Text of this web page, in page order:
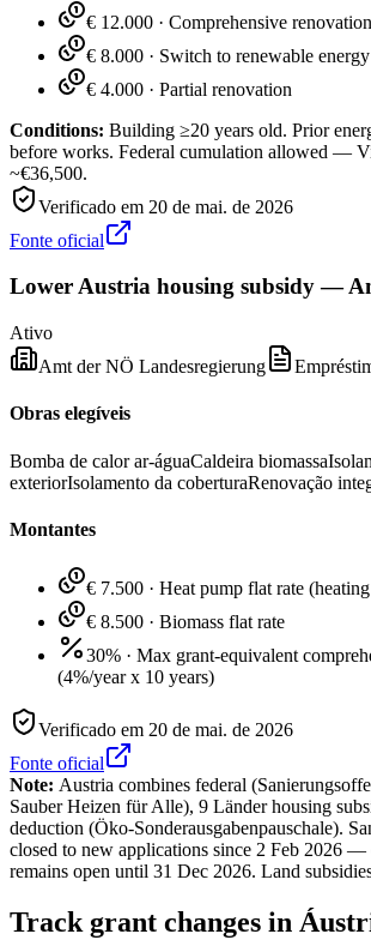
€ 12.000 · Comprehensive
€ 8.000 · Switch to renewable energy
€ 4.000 · Partial renovation
Conditions: Building ≥20 years old. Prior
before works. Federal cumulation allowed —
~€36,500.
Verificado em 20 de mai. de 2026
Fonte oficial
Lower Austria housing subsidy —
Ativo
Amt der NÖ Landesregierung
Obras elegíveis
Bomba de calor ar-águaCaldeira biomassa
exteriorIsolamento da coberturaRenovação
Montantes
€ 7.500 · Heat pump flat rate
€ 8.500 · Biomass flat rate
30% · Max grant-equivalent
(4%/year x 10 years)
Verificado em 20 de mai. de 2026
Fonte oficial
Note: Austria combines federal
Sauber Heizen für Alle), 9 Länder housing
deduction (Öko-Sonderausgabenpauschale).
closed to new applications since 2 Feb 2026 —
remains open until 31 Dec 2026. Land
Track grant changes in